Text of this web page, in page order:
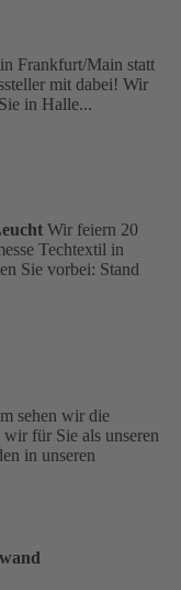
Frankfurt/Main statt
mit dabei! Wir
in Halle...
Wir feiern 20
Techtextil in
Sie vorbei: Stand
sehen wir die
für Sie als unseren
in unseren